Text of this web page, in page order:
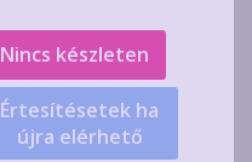
Nincs készleten
Értesítésetek ha
újra elérhető